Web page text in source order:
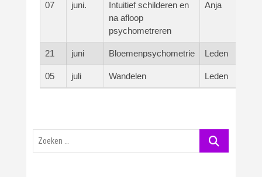
07 juni.
Intuitief schilderen en
na afloop
psychometreren
Anja
21 juni Bloemenpsychometrie Leden
05 juli Wandelen Leden
Zoeken